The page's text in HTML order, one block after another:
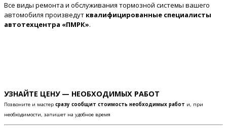
Все виды ремонта и обслуживания тормозной системы вашего
автомобиля произведут квалифицированные специалисты
автотехцентра «ПМРК».
УЗНАЙТЕ ЦЕНУ — НЕОБХОДИМЫХ РАБОТ
Позвоните и мастер сразу сообщит стоимость необходимых работ и, при
необходимости, запишет на удобное время